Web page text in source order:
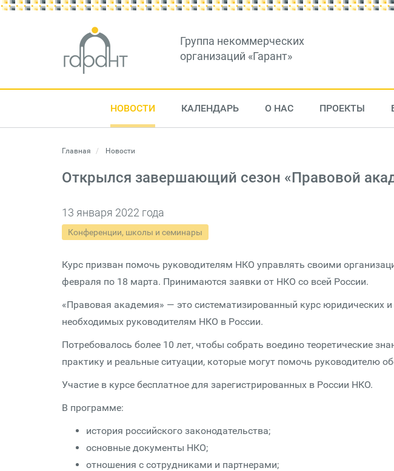
Группа некоммерческих
организаций «Гарант»
НОВОСТИ КАЛЕНДАРЬ О НАС ПРОЕКТЫ
Главная Новости
Открылся завершающий сезон «Правовой
13 января 2022 года
Конференции, школы и семинары
Курс призван помочь руководителям НКО управлять своими
февраля по 18 марта. Принимаются заявки от НКО со всей России.
«Правовая академия» — это систематизированный курс юридических и
необходимых руководителям НКО в России.
Потребовалось более 10 лет, чтобы собрать воедино теоретические
практику и реальные ситуации, которые могут помочь руководителю
Участие в курсе бесплатное для зарегистрированных в России НКО.
В программе:
история российского законодательства;
основные документы НКО;
отношения с сотрудниками и партнерами;